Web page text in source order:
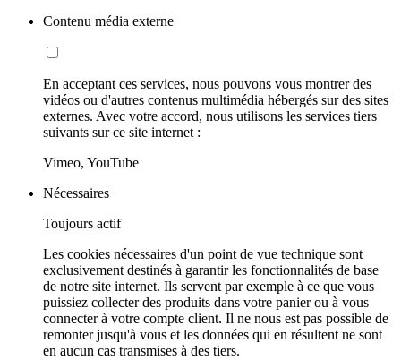
Contenu média externe
En acceptant ces services, nous pouvons vous montrer des
vidéos ou d'autres contenus multimédia hébergés sur des sites
externes. Avec votre accord, nous utilisons les services tiers
suivants sur ce site internet :
Vimeo, YouTube
Nécessaires
Toujours actif
Les cookies nécessaires d'un point de vue technique sont
exclusivement destinés à garantir les fonctionnalités de base
de notre site internet. Ils servent par exemple à ce que vous
puissiez collecter des produits dans votre panier ou à vous
connecter à votre compte client. Il ne nous est pas possible de
remonter jusqu'à vous et les données qui en résultent ne sont
en aucun cas transmises à des tiers.